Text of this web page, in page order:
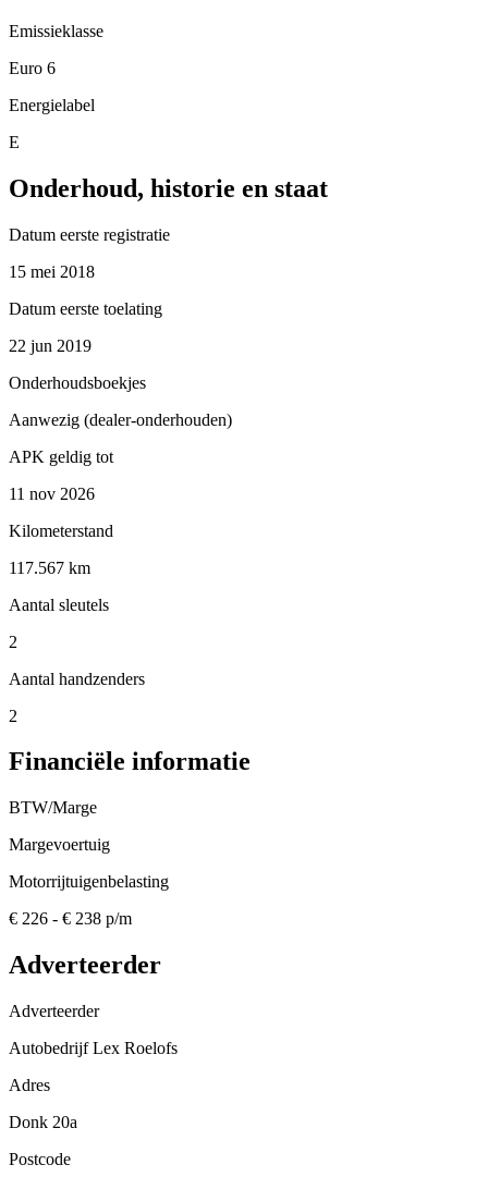
Emissieklasse
Euro 6
Energielabel
E
Onderhoud, historie en staat
Datum eerste registratie
15 mei 2018
Datum eerste toelating
22 jun 2019
Onderhoudsboekjes
Aanwezig (dealer-onderhouden)
APK geldig tot
11 nov 2026
Kilometerstand
117.567 km
Aantal sleutels
2
Aantal handzenders
2
Financiële informatie
BTW/Marge
Margevoertuig
Motorrijtuigenbelasting
€ 226 - € 238 p/m
Adverteerder
Adverteerder
Autobedrijf Lex Roelofs
Adres
Donk 20a
Postcode